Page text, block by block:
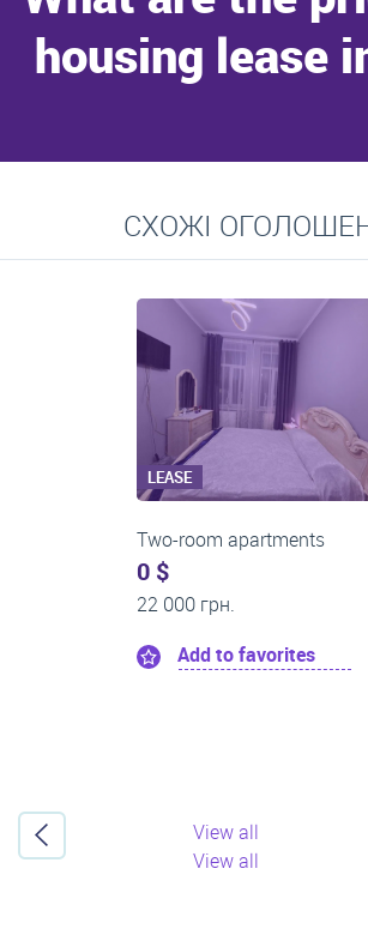
housing lease
Average prices for long-term lease of
residences, rooms
СХОЖІ
LEASE
Two-room apartments
0 $
24 000 грн.
Add to favorites
View all
View all